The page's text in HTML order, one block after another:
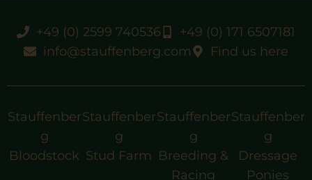
+49 (0) 2599 740536
+49 (0) 171 6507181
info@stauffenberg.com
Find us here
Stauffenber
g
Bloodstock
Stauffenber
g
Stud Farm
Stauffenber
g
Breeding &
Racing
Stauffenber
g
Dressage
Ponies